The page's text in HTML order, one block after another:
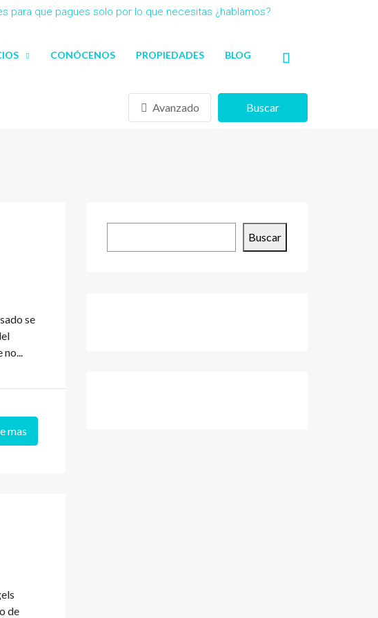
para que pagues solo por lo que necesitas ¿hablamos?
CONÓCENOS PROPIEDADES BLOG
Avanzado Buscar
se
no...
mas
de
Buscar